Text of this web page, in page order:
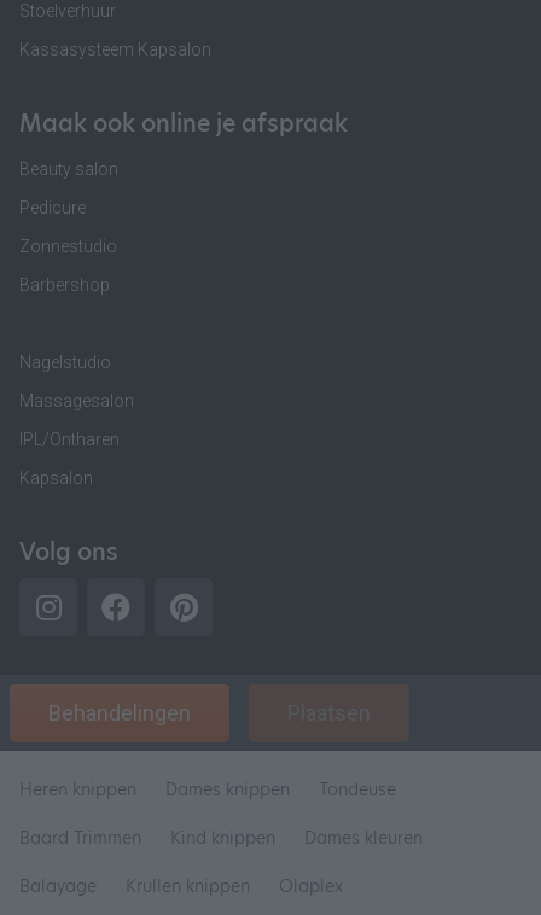
Stoelverhuur
Kassasysteem Kapsalon
Maak ook online je afspraak
Beauty salon
Pedicure
Zonnestudio
Barbershop
Nagelstudio
Massagesalon
IPL/Ontharen
Kapsalon
Volg ons
Behandelingen Plaatsen
Heren knippen Dames knippen
Tondeuse
Baard Trimmen
Kind knippen
Dames kleuren
Balayage
Krullen knippen Olaplex